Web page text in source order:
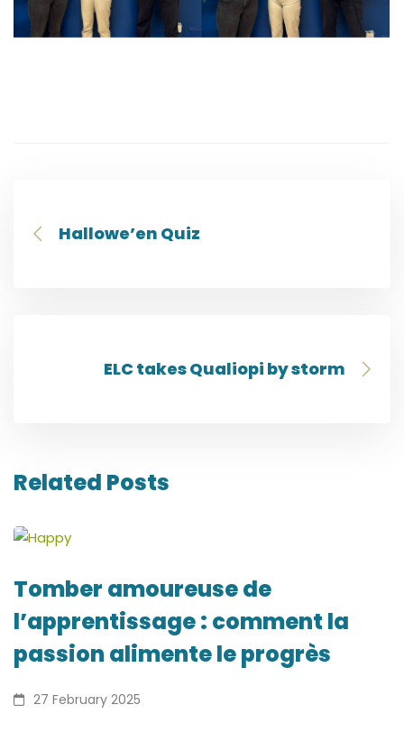
Hallowe’en Quiz
ELC takes Qualiopi by storm
Related Posts
Tomber amoureuse de
l’apprentissage : comment la
passion alimente le progrès
27 February 2025